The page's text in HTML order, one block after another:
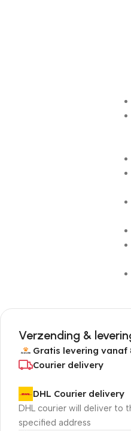
Verzending &
Gratis levering vanaf
Courier delivery
DHL Courier delivery
DHL courier will deliver to
specified address